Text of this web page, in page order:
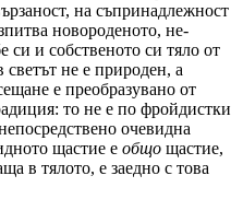
на съпринадлежност
новороденото, не-
и собственото си тяло от
не е природен, а
е преобразувано от
то не е по фройдистки
очевидна
щастие е общо щастие,
в тялото, е заедно с това